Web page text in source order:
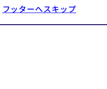
フッターへスキップ